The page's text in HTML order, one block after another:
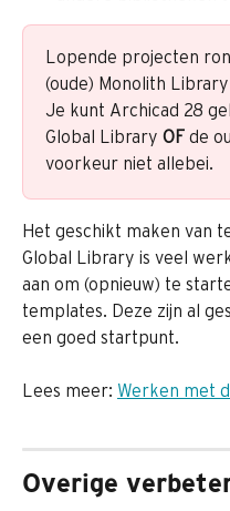
Lopende projecten
(oude) Monolith Library
Je kunt Archicad 28
Global Library OF de
voorkeur niet allebei.
Het geschikt maken van
Global Library is veel
aan om (opnieuw) te
templates. Deze zijn al
een goed startpunt.
Lees meer: Werken met
Overige